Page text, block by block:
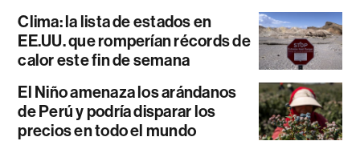
Clima: la lista de estados en
EE.UU. que romperían récords de
calor este fin de semana
El Niño amenaza los arándanos
de Perú y podría disparar los
precios en todo el mundo